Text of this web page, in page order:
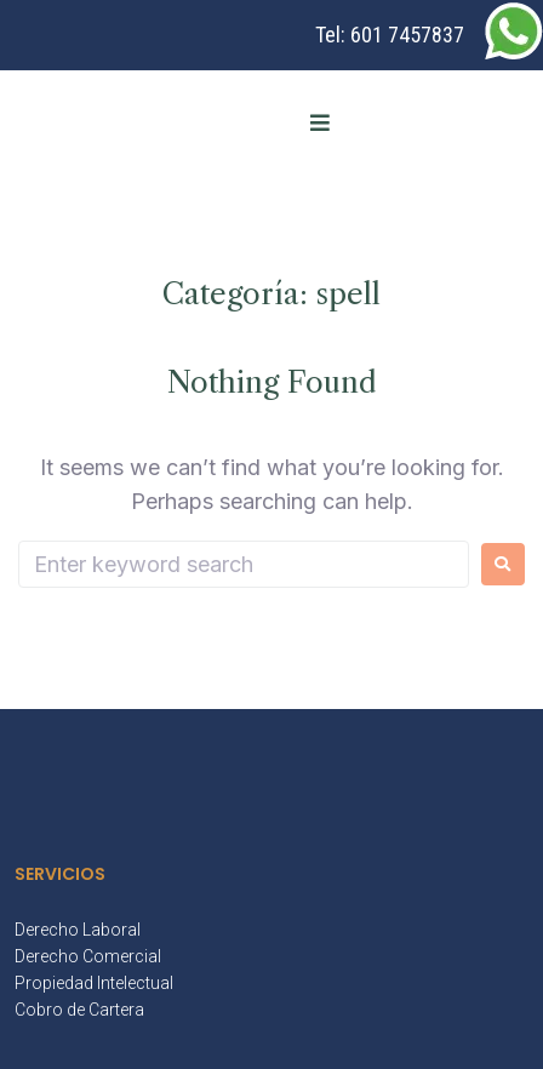
Tel: 601 7457837
Categoría: spell
Nothing Found
It seems we can’t find what you’re looking for.
Perhaps searching can help.
SERVICIOS
Derecho Laboral
Derecho Comercial
Propiedad Intelectual
Cobro de Cartera